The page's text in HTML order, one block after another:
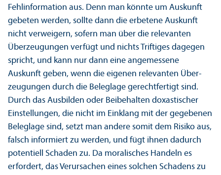
Fehl­information aus. Denn man könnte um Auskunft
gebeten werden, sollte dann die erbetene Auskunft
nicht verweigern, sofern man über die relevanten
Über­zeugungen verfügt und nichts Triftiges dagegen
spricht, und kann nur dann eine angemessene
Auskunft geben, wenn die eigenen relevanten Über­
zeugungen durch die Beleglage gerechtfertigt sind.
Durch das Ausbilden oder Beibehalten doxastischer
Einstellungen, die nicht im Einklang mit der gegebenen
Beleglage sind, setzt man andere somit dem Risiko aus,
falsch informiert zu werden, und fügt ihnen dadurch
potentiell Schaden zu. Da moralisches Handeln es
erfordert, das Verursachen eines solchen Schadens zu